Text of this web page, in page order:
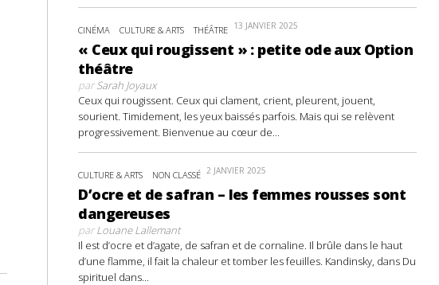
CINÉMA CULTURE & ARTS THÉÂTRE 13 JANVIER 2025
« Ceux qui rougissent » : petite ode aux Option
théâtre
parSarah Joyaux
Ceux qui rougissent. Ceux qui clament, crient, pleurent, jouent,
sourient. Timidement, les yeux baissés parfois. Mais qui se relèvent
progressivement. Bienvenue au cœur de...
CULTURE & ARTS NON CLASSÉ 2 JANVIER 2025
D’ocre et de safran – les femmes rousses sont
dangereuses
parLouane Lallemant
Il est d’ocre et d’agate, de safran et de cornaline. Il brûle dans le haut
d’une flamme, il fait la chaleur et tomber les feuilles. Kandinsky, dans Du
spirituel dans...